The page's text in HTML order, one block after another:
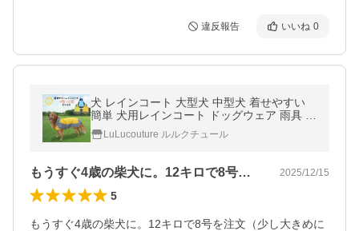
違反報告 いいね 0
犬 レインコート 大型犬 中型犬 着せやすい
簡単 犬用レインコート ドッグウェア 雨具 犬
のカッパ いぬ 犬の服 袖 アウトドア 防水 梅
雨 雪 送料無料
LuLucouture ルルクチュール
もうすぐ4歳の柴犬に。12キロで8号を… 2025/12/15
5
もうすぐ4歳の柴犬に。12キロで8号を注文（少し大きめに